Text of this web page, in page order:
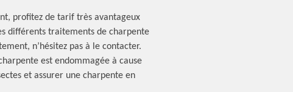
profitez de tarif très avantageux
différents traitements de charpente
n’hésitez pas à le contacter.
est endommagée à cause
et assurer une charpente en